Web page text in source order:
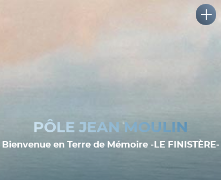
PÔLE JEAN MOULIN
Bienvenue en Terre de Mémoire -LE FINISTÈRE-